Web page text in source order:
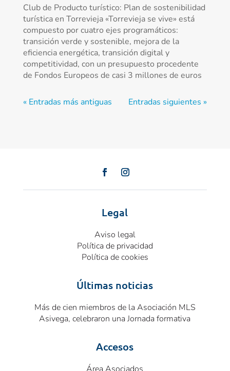
Club de Producto turístico: Plan de sostenibilidad
turística en Torrevieja «Torrevieja se vive» está
compuesto por cuatro ejes programáticos:
transición verde y sostenible, mejora de la
eficiencia energética, transición digital y
competitividad, con un presupuesto procedente
de Fondos Europeos de casi 3 millones de euros
« Entradas más antiguas Entradas siguientes »
Legal
Aviso legal
Política de privacidad
Política de cookies
Últimas noticias
Más de cien miembros de la Asociación MLS
Asivega, celebraron una Jornada formativa
Accesos